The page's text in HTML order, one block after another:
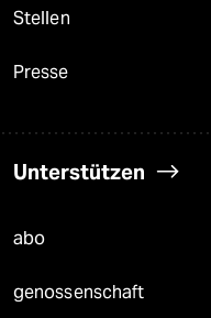
Stellen
Presse
Unterstützen
abo
genossenschaft